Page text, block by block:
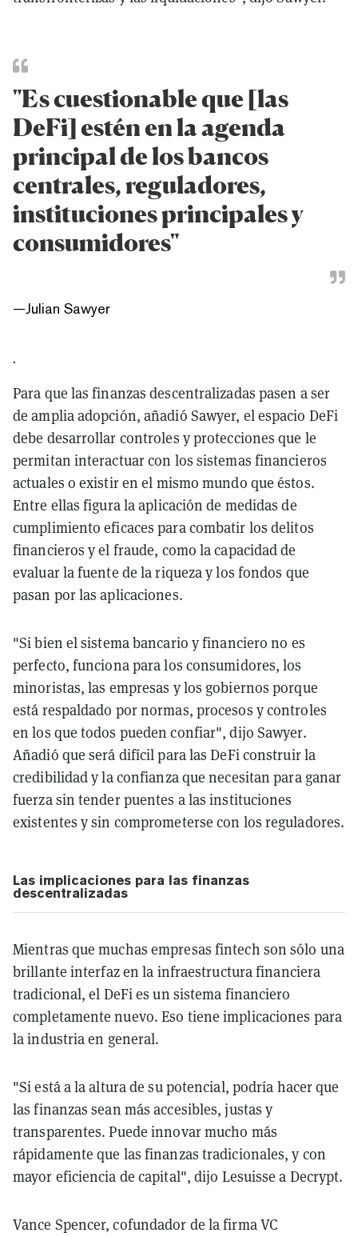
"Es cuestionable que [las
DeFi] estén en la agenda
principal de los bancos
centrales, reguladores,
instituciones principales y
consumidores"
—Julian Sawyer
.
Para que las finanzas descentralizadas pasen a ser
de amplia adopción, añadió Sawyer, el espacio DeFi
debe desarrollar controles y protecciones que le
permitan interactuar con los sistemas financieros
actuales o existir en el mismo mundo que éstos.
Entre ellas figura la aplicación de medidas de
cumplimiento eficaces para combatir los delitos
financieros y el fraude, como la capacidad de
evaluar la fuente de la riqueza y los fondos que
pasan por las aplicaciones.
"Si bien el sistema bancario y financiero no es
perfecto, funciona para los consumidores, los
minoristas, las empresas y los gobiernos porque
está respaldado por normas, procesos y controles
en los que todos pueden confiar", dijo Sawyer.
Añadió que será difícil para las DeFi construir la
credibilidad y la confianza que necesitan para ganar
fuerza sin tender puentes a las instituciones
existentes y sin comprometerse con los reguladores.
Las implicaciones para las finanzas
descentralizadas
Mientras que muchas empresas fintech son sólo una
brillante interfaz en la infraestructura financiera
tradicional, el DeFi es un sistema financiero
completamente nuevo. Eso tiene implicaciones para
la industria en general.
"Si está a la altura de su potencial, podría hacer que
las finanzas sean más accesibles, justas y
transparentes. Puede innovar mucho más
rápidamente que las finanzas tradicionales, y con
mayor eficiencia de capital", dijo Lesuisse a Decrypt.
Vance Spencer, cofundador de la firma VC